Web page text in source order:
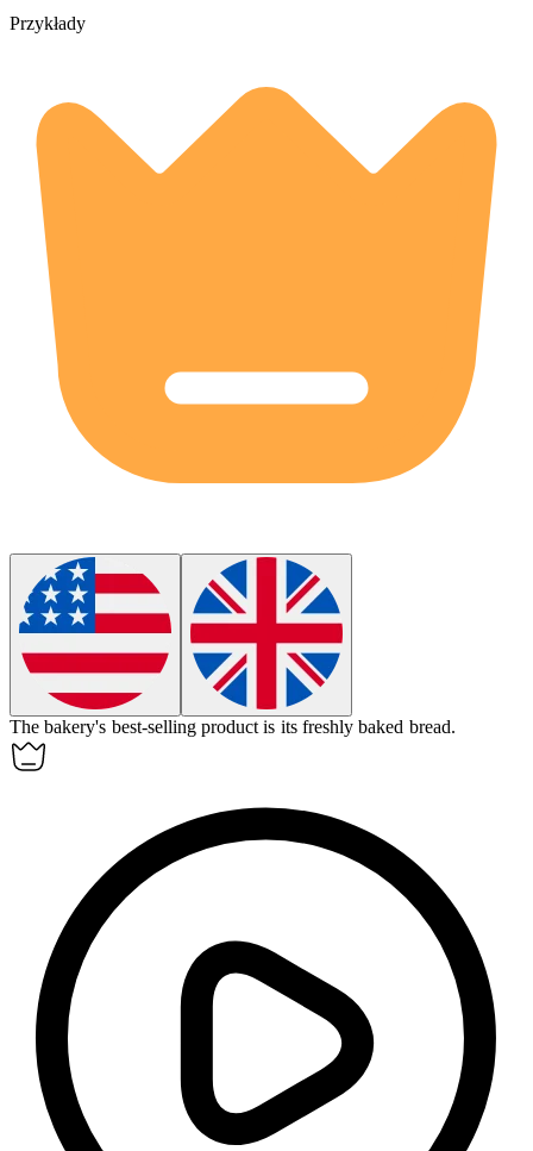
Przykłady
The bakery's best-selling product is its freshly baked bread.